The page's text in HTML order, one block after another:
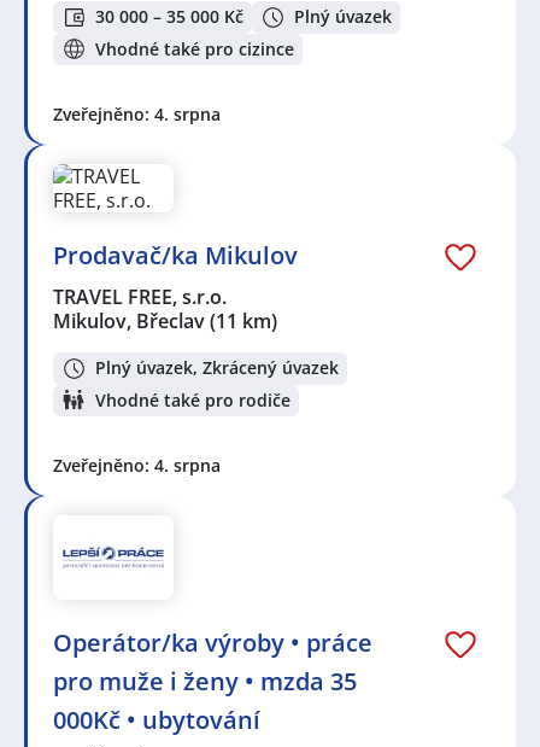
30 000 – 35 000 Kč
Plný úvazek
Vhodné také pro cizince
Zveřejněno: 4. srpna
Prodavač/ka Mikulov
TRAVEL FREE, s.r.o.
Mikulov, Břeclav(11 km)
Plný úvazek, Zkrácený úvazek
Vhodné také pro rodiče
Zveřejněno: 4. srpna
Operátor/ka výroby • práce
pro muže i ženy • mzda 35
000Kč • ubytování